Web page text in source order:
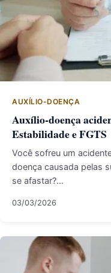
AUXÍLIO-DOENÇA
Auxílio-doença
Estabilidade e FGTS
Você sofreu um
doença causada pelas
se afastar?…
03/03/2026